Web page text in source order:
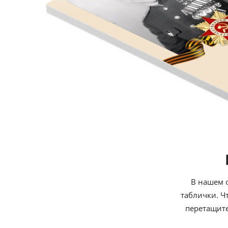
В нашем
таблички.